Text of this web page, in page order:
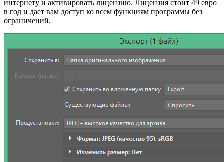
интернету и активировать лицензию. Лицензия стоит 49 евро
в год и дает вам доступ ко всем функциям программы без
ограничений.